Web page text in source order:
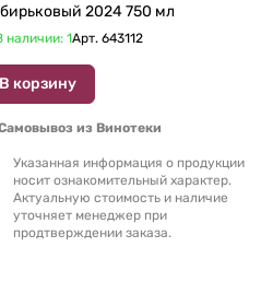
2024 750 мл
наличии: 1Арт. 643112
В корзину
из Винотеки
Указанная информация о продукции
носит ознакомительный характер.
Актуальную стоимость и наличие
уточняет менеджер при
продтверждении заказа.